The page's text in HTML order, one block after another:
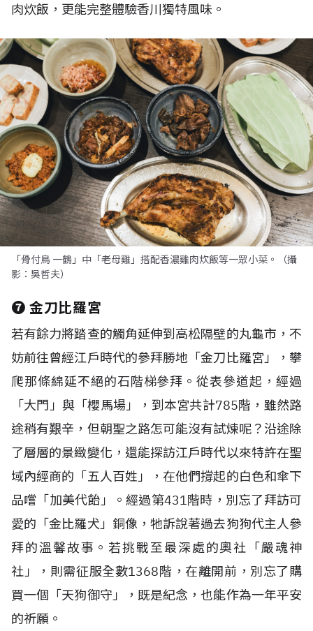
肉炊飯，更能完整體驗香川獨特風味。
「骨付鳥 一鶴」中「老母雞」搭配香濃雞肉炊飯等一眾小菜。（攝
影：吳哲夫）
❼金刀比羅宮
若有餘力將踏查的觸角延伸到高松隔壁的丸龜市，不
妨前往曾經江戶時代的參拜勝地「金刀比羅宮」，攀
爬那條綿延不絕的石階梯參拜。從表參道起，經過
「大門」與「櫻馬場」，到本宮共計785階，雖然路
途稍有艱辛，但朝聖之路怎可能沒有試煉呢？沿途除
了層層的景緻變化，還能探訪江戶時代以來特許在聖
域內經商的「五人百姓」，在他們撐起的白色和傘下
品嚐「加美代飴」。經過第431階時，別忘了拜訪可
愛的「金比羅犬」銅像，牠訴說著過去狗狗代主人參
拜的溫馨故事。若挑戰至最深處的奧社「嚴魂神
社」，則需征服全數1368階，在離開前，別忘了購
買一個「天狗御守」，既是紀念，也能作為一年平安
的祈願。